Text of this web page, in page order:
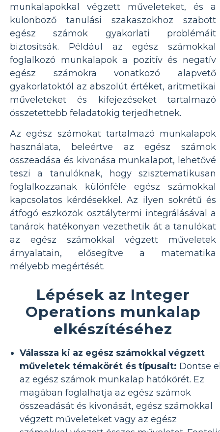
munkalapokkal végzett műveleteket, és a
különböző tanulási szakaszokhoz szabott
egész számok gyakorlati problémáit
biztosítsák. Például az egész számokkal
foglalkozó munkalapok a pozitív és negatív
egész számokra vonatkozó alapvető
gyakorlatoktól az abszolút értéket, aritmetikai
műveleteket és kifejezéseket tartalmazó
összetettebb feladatokig terjedhetnek.
Az egész számokat tartalmazó munkalapok
használata, beleértve az egész számok
összeadása és kivonása munkalapot, lehetővé
teszi a tanulóknak, hogy szisztematikusan
foglalkozzanak különféle egész számokkal
kapcsolatos kérdésekkel. Az ilyen sokrétű és
átfogó eszközök osztálytermi integrálásával a
tanárok hatékonyan vezethetik át a tanulókat
az egész számokkal végzett műveletek
árnyalatain, elősegítve a matematika
mélyebb megértését.
Lépések az Integer
Operations munkalap
elkészítéséhez
Válassza ki az egész számokkal végzett
műveletek témakörét és típusait: Döntse
az egész számok munkalap hatókörét. Ez
magában foglalhatja az egész számok
összeadását és kivonását, egész számokkal
végzett műveleteket vagy az egész